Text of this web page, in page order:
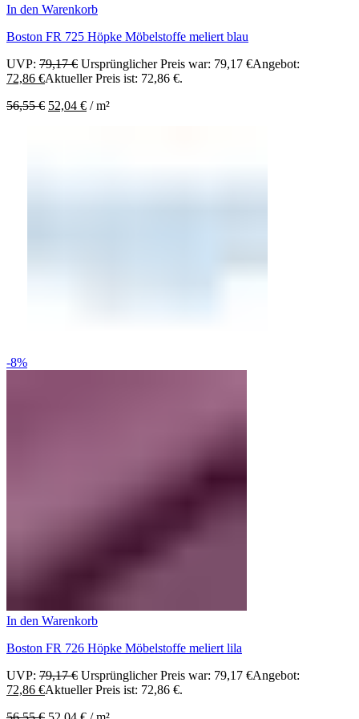
In den Warenkorb
Boston FR 725 Höpke Möbelstoffe meliert blau
UVP: 79,17€ Ursprünglicher Preis war: 79,17 €Angebot:
72,86 €Aktueller Preis ist: 72,86 €.
56,55€ 52,04 € /m²
-8%
In den Warenkorb
Boston FR 726 Höpke Möbelstoffe meliert lila
UVP: 79,17€ Ursprünglicher Preis war: 79,17 €Angebot:
72,86 €Aktueller Preis ist: 72,86 €.